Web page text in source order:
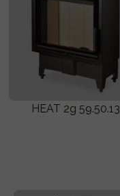
HEAT 2g 59.50.13